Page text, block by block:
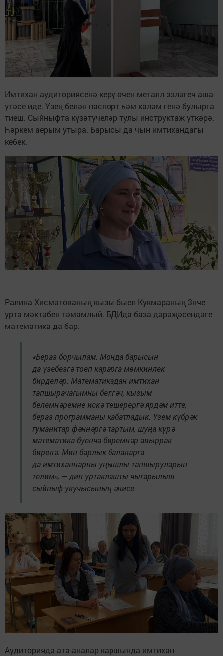
Имтихан аудиториясенә керү өчен металл эзләгеч аша
үтәсе иде. Үзең белән паспорт һәм каләм генә булырга
тиеш. Сыйныфта күзәтүчеләр тулы инструктаж үткәрә.
Һәркем аерым утыра. Барысы да чын имтихандагы
кебек.
Ралина Хисмәтованың кызы быел Кукмараның 3нче
урта мәктәбен тәмамлый. БДИда база дәрәҗәсендәге
математика да бар.
«Бераз борчылам. Монда барысын
да үзебезгә тоеп карарга мөмкинлек
бирделәр. Математикадан имтихан
тапшырачагымны белгәч, кызым
белемнәремне искә төшерергә ярдәм итте,
бераз программаны кабатладык. Үзем күбрәк
гуманитар фәннәргә тартым, шуңа күрә
математика буенча биремнәр авыррак
бирелә. Мин барлык балаларга
да имтиханнарны уңышлы тапшыруларын
телим», — дип уртаклашты чыгарылыш
сыйныф укучысының әнисе.
Аудиториядә ата-аналар каршында имтихан